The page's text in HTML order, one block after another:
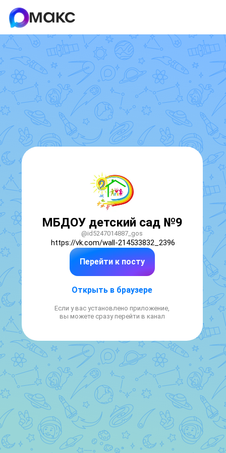
МБДОУ детский сад №9
@id5247014887_gos
https://vk.com/wall-214533832_2396
Перейти к посту
Открыть в браузере
Если у вас установлено приложение,
вы можете сразу перейти в канал